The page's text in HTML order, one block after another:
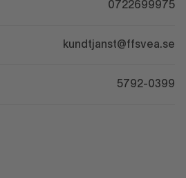
0722699975
kundtjanst@ffsvea.se
5792-0399